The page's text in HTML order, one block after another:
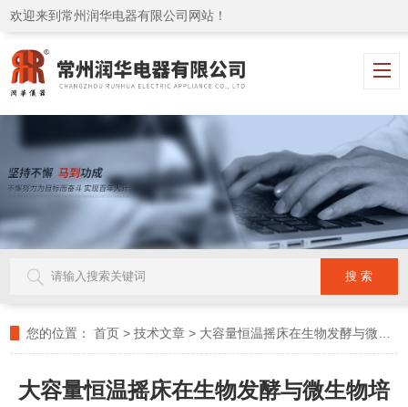
欢迎来到常州润华电器有限公司网站！
您的位置： 首页 >技术文章 > 大容量恒温摇床在生物发酵与微生物培养中的应用
大容量恒温摇床在生物发酵与微生物培